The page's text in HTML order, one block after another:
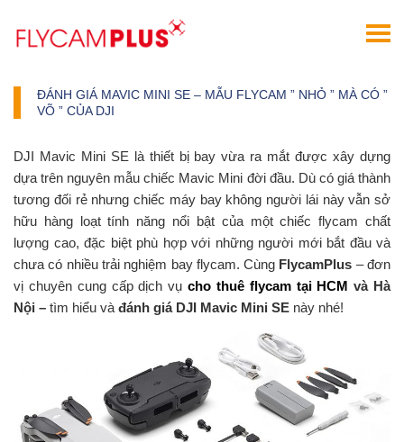
ĐÁNH GIÁ MAVIC MINI SE – MẪU FLYCAM ” NHỎ ” MÀ CÓ ”
VÕ ” CỦA DJI
DJI Mavic Mini SE là thiết bị bay vừa ra mắt được xây dựng
dựa trên nguyên mẫu chiếc Mavic Mini đời đầu. Dù có giá thành
tương đối rẻ nhưng chiếc máy bay không người lái này vẫn sở
hữu hàng loạt tính năng nổi bật của một chiếc flycam chất
lượng cao, đặc biệt phù hợp với những người mới bắt đầu và
chưa có nhiều trải nghiệm bay flycam. Cùng FlycamPlus – đơn
vị chuyên cung cấp dịch vụ cho thuê flycam tại HCM và Hà
Nội – tìm hiểu vàđánh giá DJI Mavic Mini SE này nhé!